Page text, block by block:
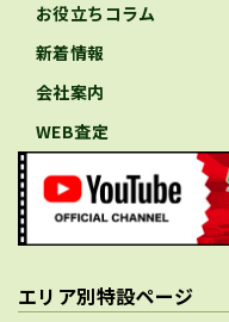
お役立ちコラム
新着情報
会社案内
WEB査定
エリア別特設ページ